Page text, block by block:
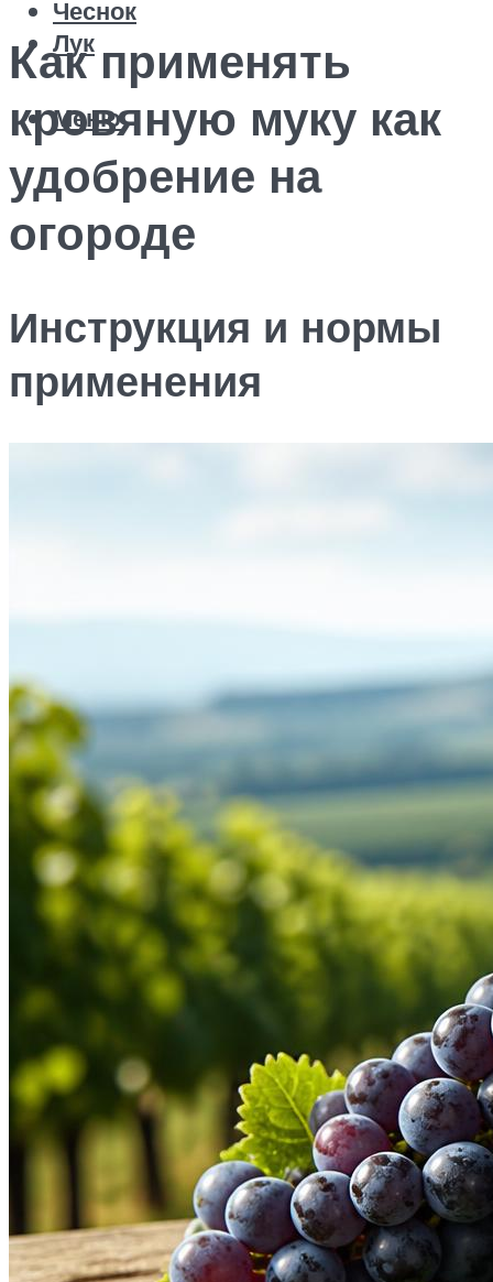
Чеснок
Лук
Меню
Как применять
кровяную муку как
удобрение на
огороде
Инструкция и нормы
применения